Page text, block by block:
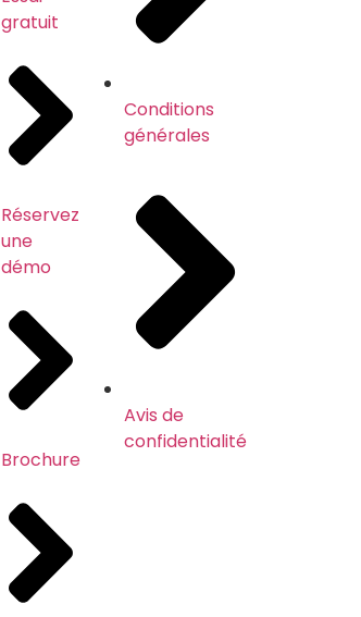
gratuit
Réservez
une
démo
Brochure
Conditions
générales
Avis de
confidentialité